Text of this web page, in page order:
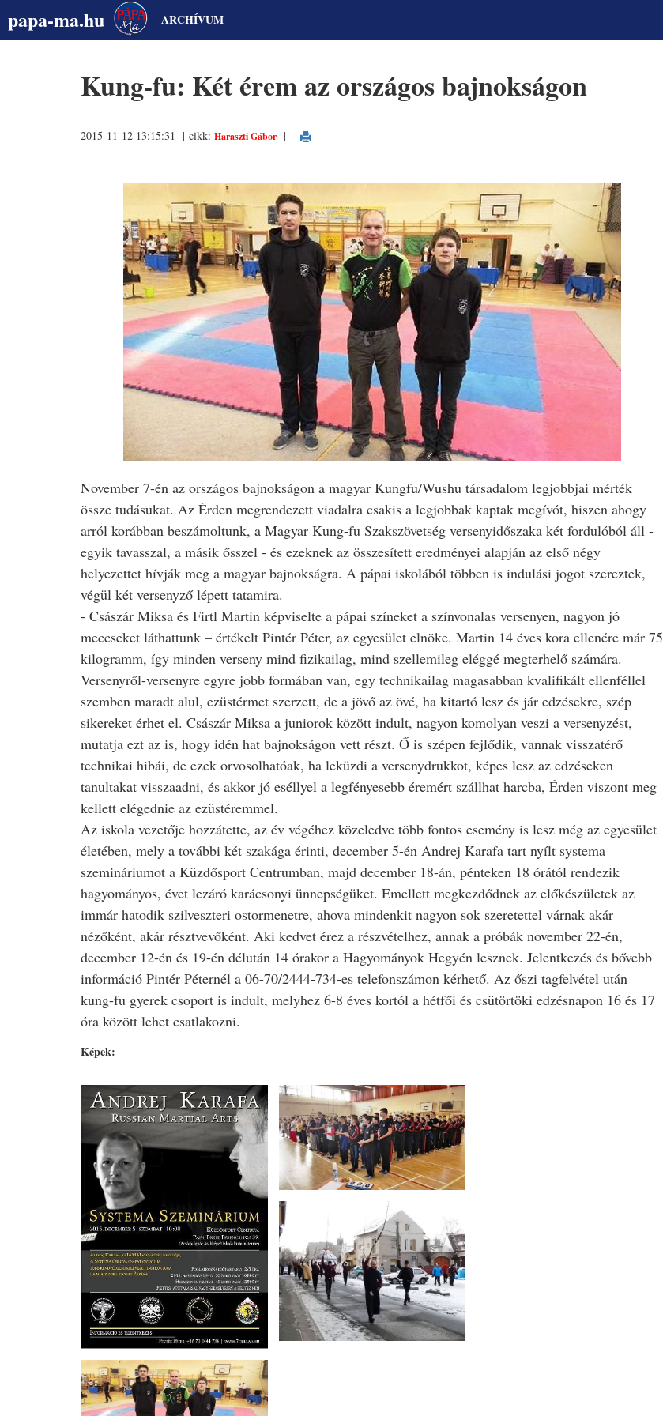
papa-ma.hu ARCHÍVUM
Kung-fu: Két érem az országos bajnokságon
2015-11-12 13:15:31 | cikk: Haraszti Gábor |
November 7-én az országos bajnokságon a magyar Kungfu/Wushu társadalom legjobbjai mérték
össze tudásukat. Az Érden megrendezett viadalra csakis a legjobbak kaptak megívót, hiszen ahogy
arról korábban beszámoltunk, a Magyar Kung-fu Szakszövetség versenyidőszaka két fordulóból áll -
egyik tavasszal, a másik ősszel - és ezeknek az összesített eredményei alapján az első négy
helyezettet hívják meg a magyar bajnokságra. A pápai iskolából többen is indulási jogot szereztek,
végül két versenyző lépett tatamira.
- Császár Miksa és Firtl Martin képviselte a pápai színeket a színvonalas versenyen, nagyon jó
meccseket láthattunk – értékelt Pintér Péter, az egyesület elnöke. Martin 14 éves kora ellenére már 75
kilogramm, így minden verseny mind fizikailag, mind szellemileg eléggé megterhelő számára.
Versenyről-versenyre egyre jobb formában van, egy technikailag magasabban kvalifikált ellenféllel
szemben maradt alul, ezüstérmet szerzett, de a jövő az övé, ha kitartó lesz és jár edzésekre, szép
sikereket érhet el. Császár Miksa a juniorok között indult, nagyon komolyan veszi a versenyzést,
mutatja ezt az is, hogy idén hat bajnokságon vett részt. Ő is szépen fejlődik, vannak visszatérő
technikai hibái, de ezek orvosolhatóak, ha leküzdi a versenydrukkot, képes lesz az edzéseken
tanultakat visszaadni, és akkor jó eséllyel a legfényesebb éremért szállhat harcba, Érden viszont meg
kellett elégednie az ezüstéremmel.
Az iskola vezetője hozzátette, az év végéhez közeledve több fontos esemény is lesz még az egyesület
életében, mely a további két szakága érinti, december 5-én Andrej Karafa tart nyílt systema
szemináriumot a Küzdősport Centrumban, majd december 18-án, pénteken 18 órától rendezik
hagyományos, évet lezáró karácsonyi ünnepségüket. Emellett megkezdődnek az előkészületek az
immár hatodik szilveszteri ostormenetre, ahova mindenkit nagyon sok szeretettel várnak akár
nézőként, akár résztvevőként. Aki kedvet érez a részvételhez, annak a próbák november 22-én,
december 12-én és 19-én délután 14 órakor a Hagyományok Hegyén lesznek. Jelentkezés és bővebb
információ Pintér Péternél a 06-70/2444-734-es telefonszámon kérhető. Az őszi tagfelvétel után
kung-fu gyerek csoport is indult, melyhez 6-8 éves kortól a hétfői és csütörtöki edzésnapon 16 és 17
óra között lehet csatlakozni.
Képek: